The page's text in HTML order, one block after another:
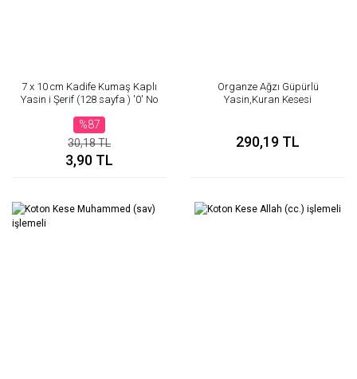
7 x 10 cm Kadife Kumaş Kaplı
Yasin i Şerif (128 sayfa ) '0' No
%87
3,90 TL
30,18 TL
Organze Ağzı Güpürlü
Yasin,Kuran Kesesi
290,19 TL